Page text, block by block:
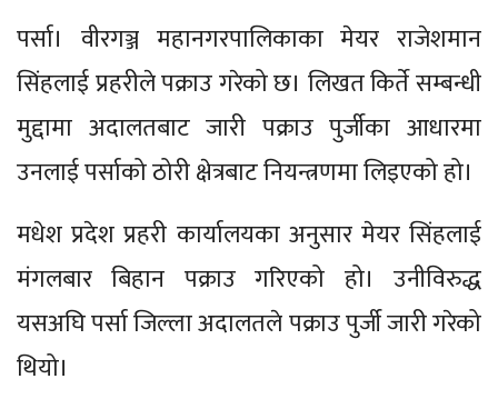
पर्सा। वीरगञ्ज महानगरपालिकाका मेयर राजेशमान
सिंहलाई प्रहरीले पक्राउ गरेको छ। लिखत किर्ते सम्बन्धी
मुद्दामा अदालतबाट जारी पक्राउ पुर्जीका आधारमा
उनलाई पर्साको ठोरी क्षेत्रबाट नियन्त्रणमा लिइएको हो।
मधेश प्रदेश प्रहरी कार्यालयका अनुसार मेयर सिंहलाई
मंगलबार बिहान पक्राउ गरिएको हो। उनीविरुद्ध
यसअघि पर्सा जिल्ला अदालतले पक्राउ पुर्जी जारी गरेको
थियो।